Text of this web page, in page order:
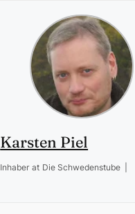
Karsten Piel
Inhaber at Die Schwedenstube